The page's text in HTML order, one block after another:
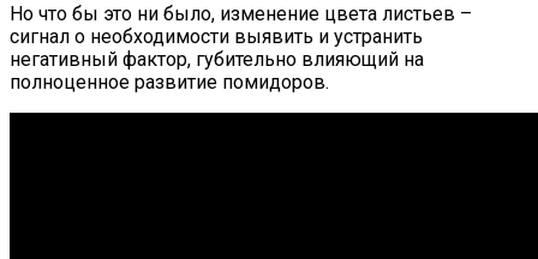
Но что бы это ни было, изменение цвета листьев –
сигнал о необходимости выявить и устранить
негативный фактор, губительно влияющий на
полноценное развитие помидоров.